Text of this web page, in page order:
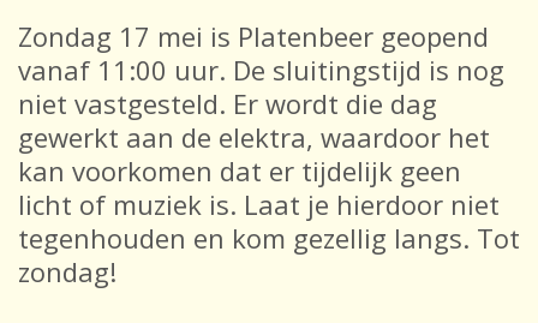
Zondag 17 mei is Platenbeer geopend
vanaf 11:00 uur. De sluitingstijd is nog
niet vastgesteld. Er wordt die dag
gewerkt aan de elektra, waardoor het
kan voorkomen dat er tijdelijk geen
licht of muziek is. Laat je hierdoor niet
tegenhouden en kom gezellig langs. Tot
zondag!